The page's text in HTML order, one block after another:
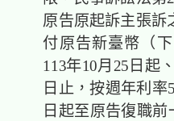
原告原起訴主張
付原告新臺幣（
113年10月25日起
日止，按週年利
日起至原告復職前